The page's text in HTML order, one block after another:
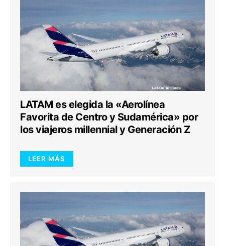
LATAM es elegida la «Aerolínea
Favorita de Centro y Sudamérica» por
los viajeros millennial y Generación Z
LEER MÁS